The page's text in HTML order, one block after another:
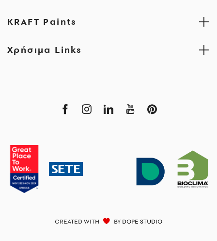
KRAFT Paints
Χρήσιμα Links
CREATED WITH BY DOPE STUDIO